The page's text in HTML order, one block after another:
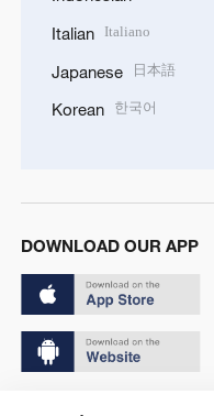
Italian Italiano
Japanese 日本語
Korean 한국어
DOWNLOAD OUR APP